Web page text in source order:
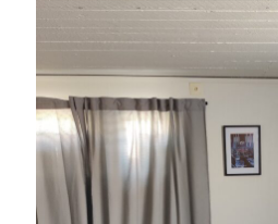
om
JOSEF
om
SPAM
mars 2024
M